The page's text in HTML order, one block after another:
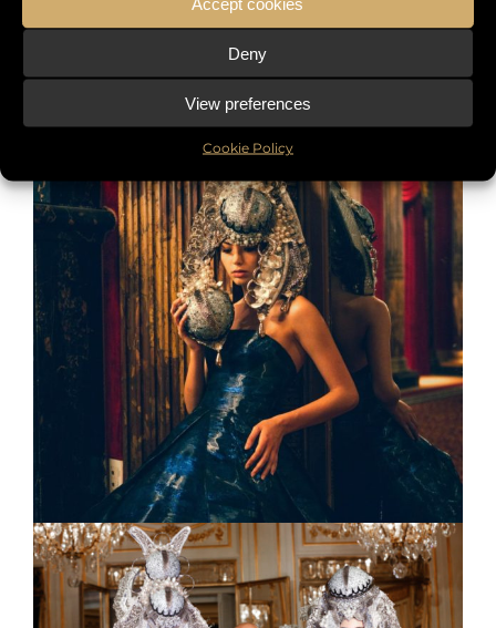
Deny
View preferences
Cookie Policy